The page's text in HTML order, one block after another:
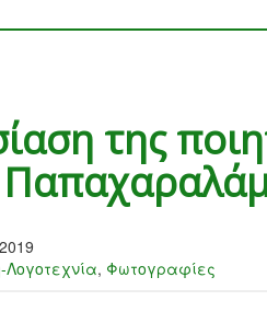
της
, Φωτογραφίες